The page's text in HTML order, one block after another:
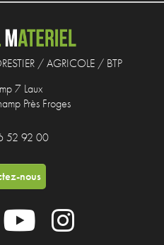
/ AGRICOLE / BTP
7 Laux
Près Froges
52 92 00
nous